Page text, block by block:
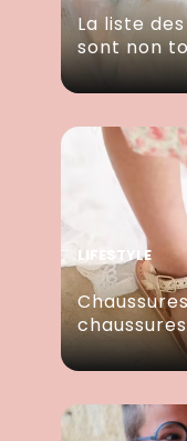
La liste
sont non
LIFESTYLE